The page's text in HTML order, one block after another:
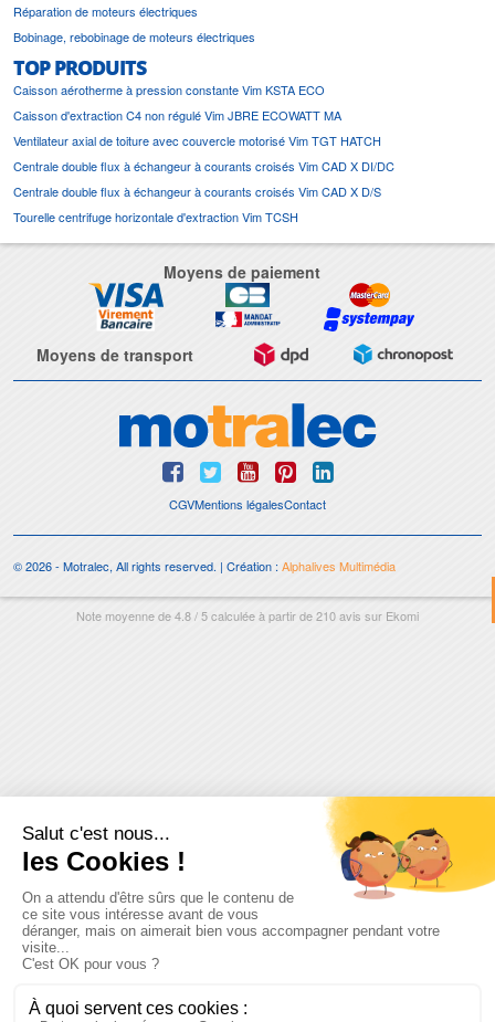
Réparation de moteurs électriques
Bobinage, rebobinage de moteurs électriques
TOP PRODUITS
Caisson aérotherme à pression constante Vim KSTA ECO
Caisson d'extraction C4 non régulé Vim JBRE ECOWATT MA
Ventilateur axial de toiture avec couvercle motorisé Vim TGT HATCH
Centrale double flux à échangeur à courants croisés Vim CAD X DI/DC
Centrale double flux à échangeur à courants croisés Vim CAD X D/S
Tourelle centrifuge horizontale d'extraction Vim TCSH
Moyens de paiement
Moyens de transport
CGVMentions légalesContact
© 2026 - Motralec, All rights reserved. | Création : Alphalives Multimédia
Note moyenne de4.8/5calculée à partir de210avis sur Ekomi